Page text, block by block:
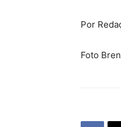
Por
Foto